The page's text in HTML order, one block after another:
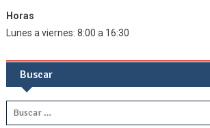
Horas
Lunes a viernes: 8:00 a 16:30
Buscar